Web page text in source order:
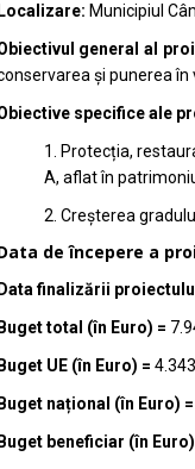
Localizare: Municipiul
general al
și punerea
specifice ale
1. Protecția,
A, aflat în
2. Creșterea
de începere a
Data finalizării
Buget total (în Euro) =
Buget UE (în Euro) =
Buget național (în Euro) =
Buget beneficiar (în